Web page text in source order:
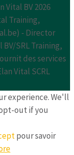
BV 2026
Training,
- Director
BV/SRL Training,
des services
Vital SCRL
experience. We'll
out if you
pour savoir